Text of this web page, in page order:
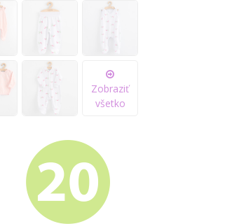
Zobraziť
všetko